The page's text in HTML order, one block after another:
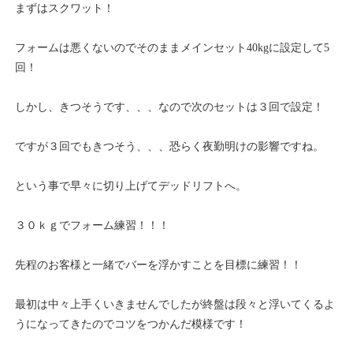
まずはスクワット！
フォームは悪くないのでそのままメインセット40kgに設定して5
回！
しかし、きつそうです、、、なので次のセットは３回で設定！
ですが３回でもきつそう、、、恐らく夜勤明けの影響ですね。
という事で早々に切り上げてデッドリフトへ。
３０ｋｇでフォーム練習！！！
先程のお客様と一緒でバーを浮かすことを目標に練習！！
最初は中々上手くいきませんでしたが終盤は段々と浮いてくるよ
うになってきたのでコツをつかんだ模様です！